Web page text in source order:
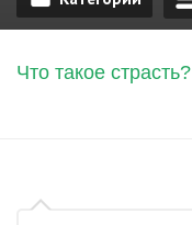
Что такое страсть?